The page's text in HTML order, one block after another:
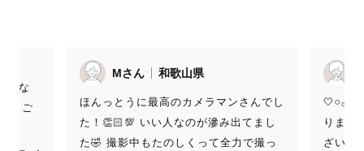
んでし
のうっちさん
🤍𓏸𓂂𝐻𝑎𝑝𝑝𝑦 𝑁𝑒𝑤 𝑌𝑒𝑎𝑟𓂃𓈒𓏸︎︎︎︎ 感想遅くな
りました💦 改めて、撮影ありがとうご
ざいました！ またニューボーンフォ
ほん
た！
た🤣